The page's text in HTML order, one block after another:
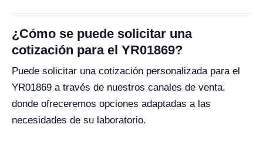
¿Cómo se puede solicitar una
cotización para el YR01869?
Puede solicitar una cotización personalizada para el
YR01869 a través de nuestros canales de venta,
donde ofreceremos opciones adaptadas a las
necesidades de su laboratorio.